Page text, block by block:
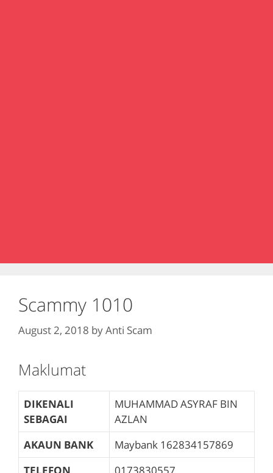
Scammy 1010
August 2, 2018 byAnti Scam
Maklumat
DIKENALI
SEBAGAI
MUHAMMAD ASYRAF BIN
AZLAN
AKAUN BANK
Maybank 162834157869
TELEFON
0173830557